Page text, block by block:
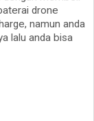
drone
namun anda
lalu anda bisa